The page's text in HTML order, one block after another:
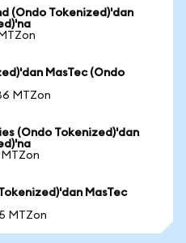
(Ondo Tokenized)'dan
MasTec (Ondo
MTZon
(Ondo Tokenized)'dan
MTZon
MasTec
MTZon